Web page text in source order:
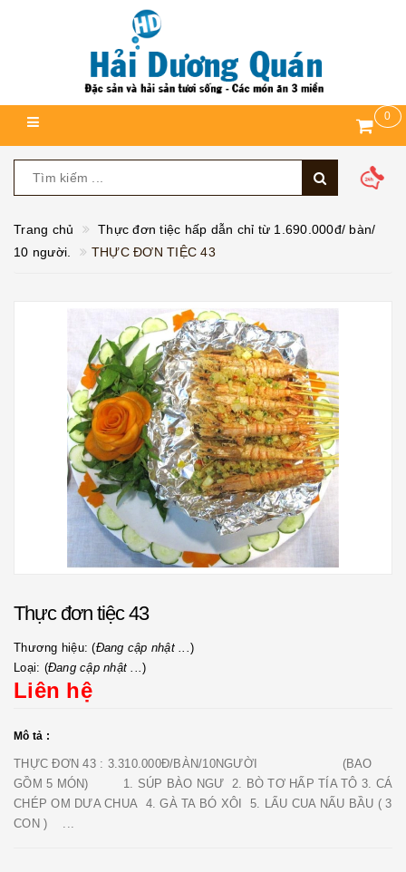
0
Trang chủ
Thực đơn tiệc hấp dẫn chỉ từ 1.690.000đ/ bàn/
10 người.
THỰC ĐƠN TIỆC 43
Thực đơn tiệc 43
Thương hiệu: (Đang cập nhật ...)
Loại: (Đang cập nhật ...)
Liên hệ
Mô tả :
THỰC ĐƠN 43 : 3.310.000Đ/BÀN/10NGƯỜI (BAO
GỒM 5 MÓN) 1. SÚP BÀO NGƯ 2. BÒ TƠ HẤP TÍA TÔ 3. CÁ
CHÉP OM DƯA CHUA 4. GÀ TA BÓ XÔI 5. LẨU CUA NẤU BẦU ( 3
CON ) ...